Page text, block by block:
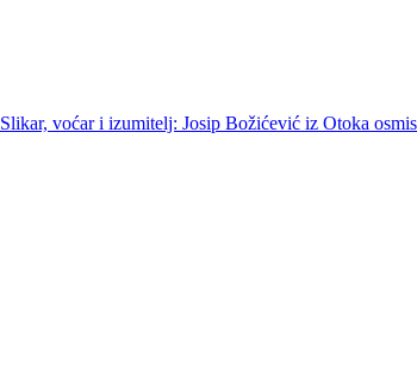
Slikar, voćar i izumitelj: Josip Božićević iz Otoka